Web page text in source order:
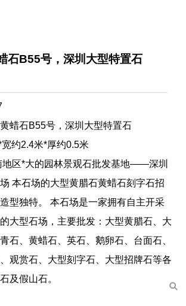
石B55号，深圳大型特置石
蜡石B55号，深圳大型特置石
约2.4米*厚约0.5米
地区*大的园林景观石批发基地——深圳
本石场的大型黄腊石黄蜡石刻字石招
型独特。 本石场是一家拥有自主开采
大型石场，主要批发：大型黄腊石、大
石、黄蜡石、英石、鹅卵石、台面石、
观赏石、大型刻字石、大型招牌石等各
及假山石。